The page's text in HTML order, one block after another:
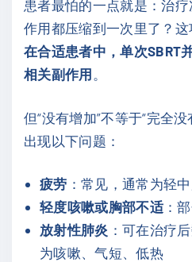
患者最怕的一点就是：治
作用都压缩到一次里了？这
在合适患者中，单次SBRT
相关副作用 。
但“没有增加”不等于“完全
出现以下问题：
疲劳 ：常见，通常为轻
轻度咳嗽或胸部不适：
放射性肺炎 ：可在治疗
为咳嗽、气短、低热